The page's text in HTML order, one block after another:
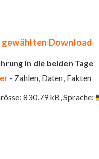
Download
in die beiden Tage
- Zahlen, Daten, Fakten
830.79 kB, Sprache: